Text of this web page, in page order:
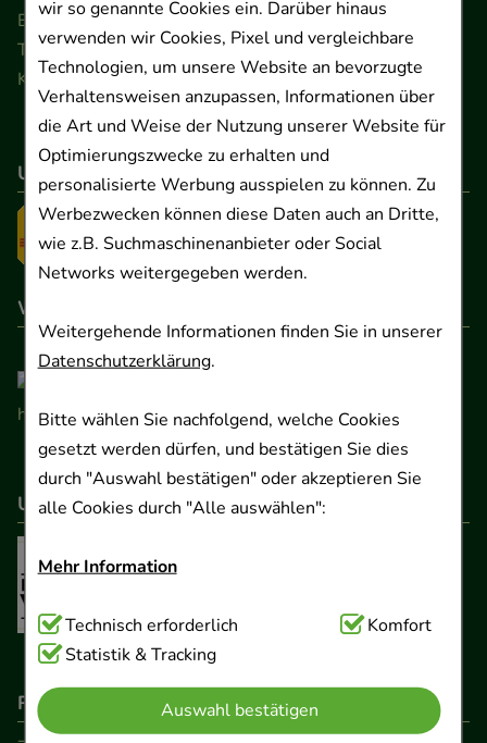
wir so genannte Cookies ein. Darüber hinaus
verwenden wir Cookies, Pixel und vergleichbare
Technologien, um unsere Website an bevorzugte
Verhaltensweisen anzupassen, Informationen über
die Art und Weise der Nutzung unserer Website für
Optimierungszwecke zu erhalten und
personalisierte Werbung ausspielen zu können. Zu
Werbezwecken können diese Daten auch an Dritte,
wie z.B. Suchmaschinenanbieter oder Social
Networks weitergegeben werden.
Weitergehende Informationen finden Sie in unserer
Datenschutzerklärung.
Bitte wählen Sie nachfolgend, welche Cookies
gesetzt werden dürfen, und bestätigen Sie dies
durch "Auswahl bestätigen" oder akzeptieren Sie
alle Cookies durch "Alle auswählen":
Mehr Information
Technisch Notwendig:Hierbei handelt es sich um
Cookies, die für die Grundfunktionen unserer
Website notwendig sind (z.B. Navigation,
Warenkorb, Kundenkonto), weshalb auf diese nicht
Technisch erforderlich
Komfort
Statistik & Tracking
Auswahl bestätigen
Ernst-August-Platz 2 · 30159 Hannover
Telefon 0511 89 71 80 0 · Fax 0511 89 71 80 11
Kontaktformular
Unser Versanddienstleister
Wir sind hier gelistet
Unser Netzwerk
Rechtliche Pflichtangaben